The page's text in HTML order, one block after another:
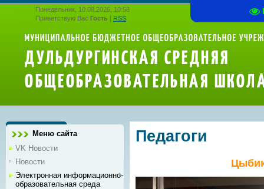
Понедельник, 10.08.2026, 10:58
Приветствую Вас Гость | RSS
Меню сайта
VK Новости
Новости
Электронная информационно-
образовательная среда
Педагоги